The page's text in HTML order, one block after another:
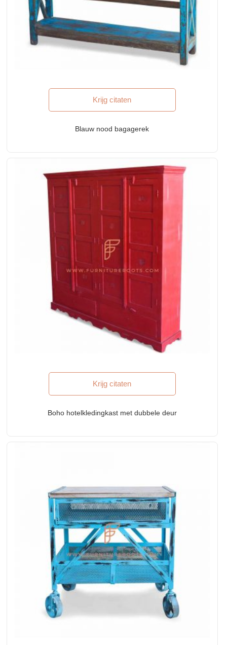
Krijg citaten
Blauw nood bagagerek
Krijg citaten
Boho hotelkledingkast met dubbele deur